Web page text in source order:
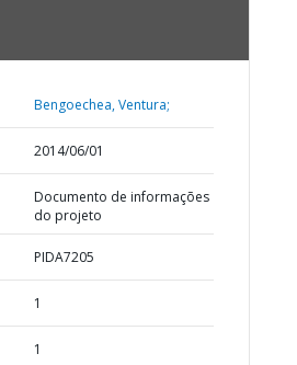
Bengoechea, Ventura;
2014/06/01
Documento de informações
do projeto
PIDA7205
1
1